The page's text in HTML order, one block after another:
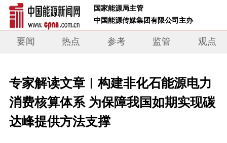
国家能源局主管
中国能源传媒集团有限公司主办
要闻 热点 参考 监管 观点
专家解读文章︱构建非化石能源电力
消费核算体系 为保障我国如期实现碳
达峰提供方法支撑